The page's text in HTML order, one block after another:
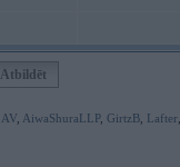
Atbildēt
AV AiwaShuraLLP, GirtzB Lafter